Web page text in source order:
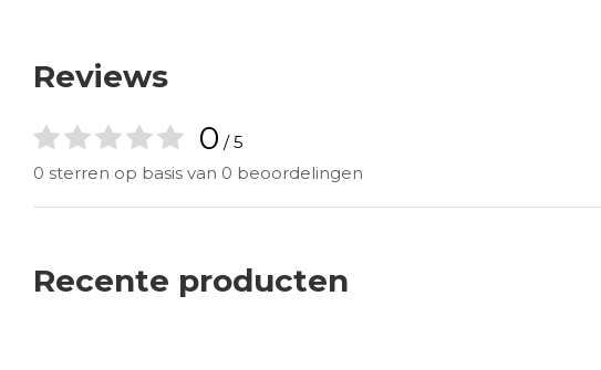
Reviews
0 / 5
0 sterren op basis van 0 beoordelingen
Recente producten